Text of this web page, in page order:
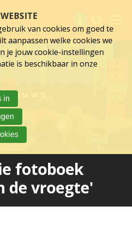
fotoboek
de vroegte'
Activiteiten
Nieuws
Verslagen
Sluit je aan
Over UCK
van cookies om goed te
aanpassen welke cookies we
je jouw cookie-instellingen
is beschikbaar in onze
in